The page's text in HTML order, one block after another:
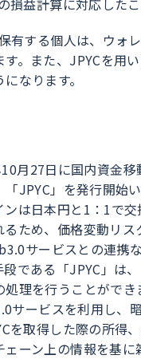
有する個人は、ウォ
。また、JPYCを用
なります。
月27日に国内資金
JPYC」を発行開始
は日本円と1：1で
ため、価格変動リ
サービスとの連携
である「JPYC」は
理を行うことができ
サービスを利用し、
を取得した際の所得
ーン上の情報を基に